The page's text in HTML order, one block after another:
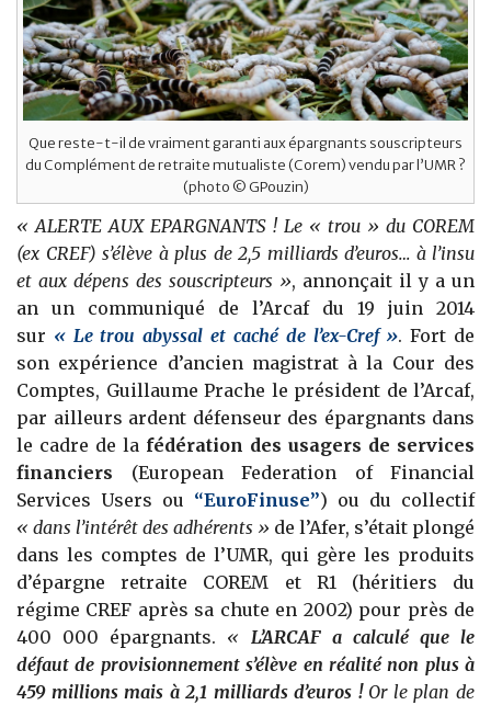
Que reste-t-il de vraiment garanti aux épargnants souscripteurs
du Complément de retraite mutualiste (Corem) vendu par l’UMR ?
(photo © GPouzin)
«ALERTE AUX EPARGNANTS ! Le « trou » du COREM
(ex CREF) s’élève à plus de 2,5 milliards d’euros… à l’insu
et aux dépens des souscripteurs », annonçait il y a un
an un communiqué de l’Arcaf du 19 juin 2014
sur « Le trou abyssal et caché de l’ex-Cref ». Fort de
son expérience d’ancien magistrat à la Cour des
Comptes, Guillaume Prache le président de l’Arcaf,
par ailleurs ardent défenseur des épargnants dans
le cadre de la fédération des usagers de services
financiers (European Federation of Financial
Services Users ou “EuroFinuse”) ou du collectif
« dans l’intérêt des adhérents » de l’Afer, s’était plongé
dans les comptes de l’UMR, qui gère les produits
d’épargne retraite COREM et R1 (héritiers du
régime CREF après sa chute en 2002) pour près de
400 000 épargnants. « L’ARCAF a calculé que le
défaut de provisionnement s’élève en réalité non plus à
459 millions mais à 2,1 milliards d’euros !Or le plan de